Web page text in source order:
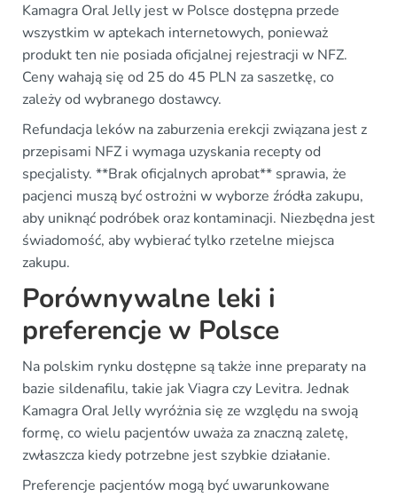
Kamagra Oral Jelly jest w Polsce dostępna przede
wszystkim w aptekach internetowych, ponieważ
produkt ten nie posiada oficjalnej rejestracji w NFZ.
Ceny wahają się od 25 do 45 PLN za saszetkę, co
zależy od wybranego dostawcy.
Refundacja leków na zaburzenia erekcji związana jest z
przepisami NFZ i wymaga uzyskania recepty od
specjalisty. **Brak oficjalnych aprobat** sprawia, że
pacjenci muszą być ostrożni w wyborze źródła zakupu,
aby uniknąć podróbek oraz kontaminacji. Niezbędna jest
świadomość, aby wybierać tylko rzetelne miejsca
zakupu.
Porównywalne leki i
preferencje w Polsce
Na polskim rynku dostępne są także inne preparaty na
bazie sildenafilu, takie jak Viagra czy Levitra. Jednak
Kamagra Oral Jelly wyróżnia się ze względu na swoją
formę, co wielu pacjentów uważa za znaczną zaletę,
zwłaszcza kiedy potrzebne jest szybkie działanie.
Preferencje pacjentów mogą być uwarunkowane